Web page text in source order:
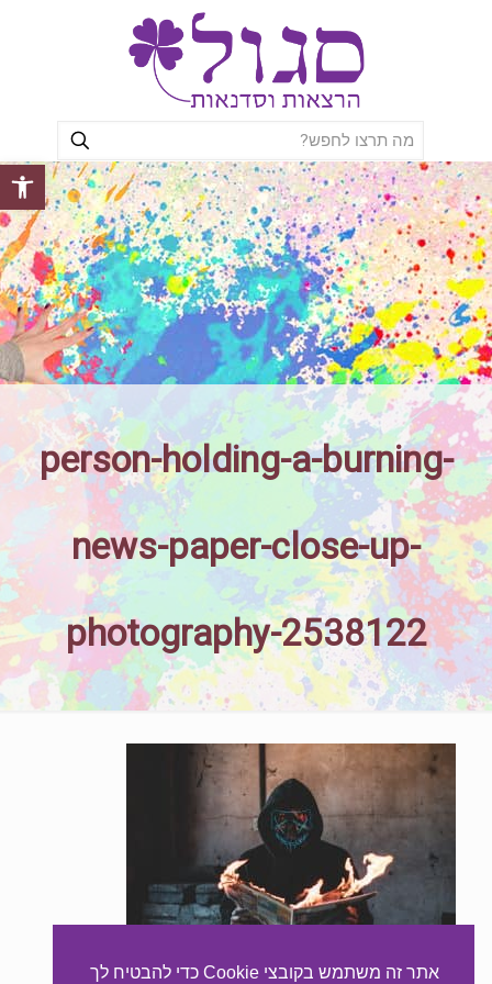
פתח
person-holding-a-burning-
news-paper-close-up-
photography-2538122
אתר זה משתמש בקובצי Cookie כדי להבטיח לך